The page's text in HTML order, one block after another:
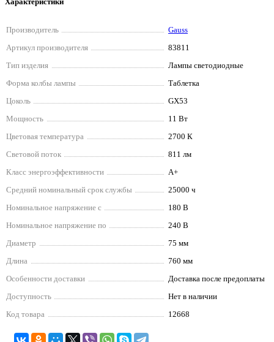
Производитель
Gauss
Артикул производителя
83811
Тип изделия
Лампы светодиодные
Форма колбы лампы
Таблетка
Цоколь
GX53
Мощность
11 Вт
Цветовая температура
2700 К
Световой поток
811 лм
Класс энергоэффективности
A+
Средний номинальный срок службы
25000 ч
Номинальное напряжение с
180 В
Номинальное напряжение по
240 В
Диаметр
75 мм
Длина
760 мм
Особенности доставки
Доставка после предоплаты
Доступность
Нет в наличии
Код товара
12668